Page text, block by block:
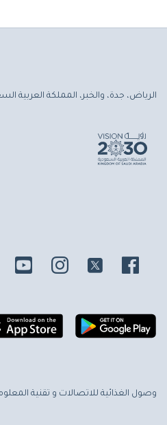
الرياض، جدة، والخبر، المملكة العربية
وصول الغذائية للاتصالات و تقنية